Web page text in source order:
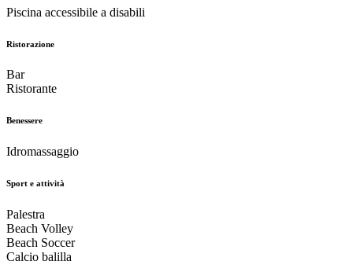
Piscina accessibile a disabili
Ristorazione
Bar
Ristorante
Benessere
Idromassaggio
Sport e attività
Palestra
Beach Volley
Beach Soccer
Calcio balilla